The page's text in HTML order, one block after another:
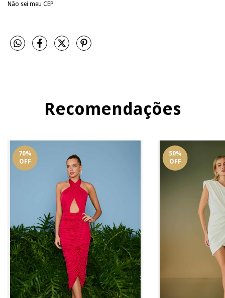
Não sei meu CEP
Recomendações
70%
OFF
50%
OFF